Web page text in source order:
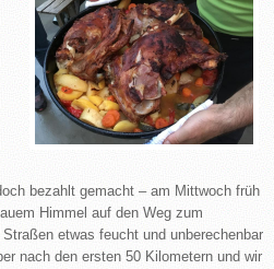
bezahlt gemacht – am Mittwoch früh
Himmel auf den Weg zum
etwas feucht und unberechenbar
nach den ersten 50 Kilometern und wir